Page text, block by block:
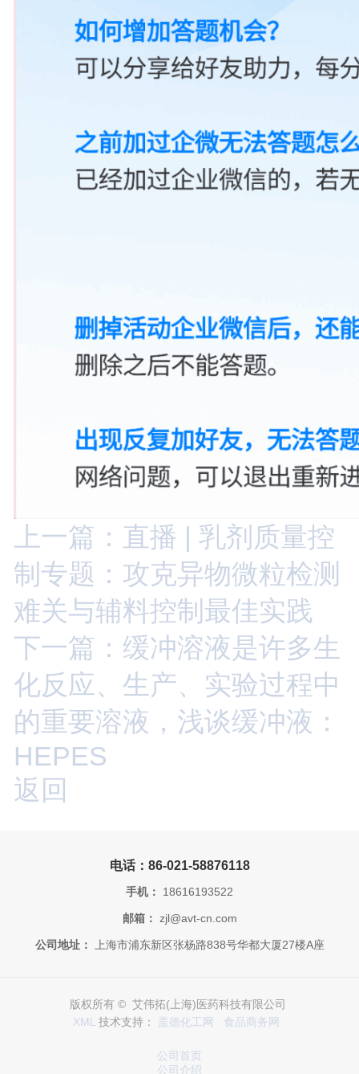
上一篇：直播 | 乳剂质量控
制专题：攻克异物微粒检测
难关与辅料控制最佳实践
下一篇：缓冲溶液是许多生
化反应、生产、实验过程中
的重要溶液，浅谈缓冲液：
HEPES
返回
电话：86-021-58876118
手机： 18616193522
邮箱： zjl@avt-cn.com
公司地址： 上海市浦东新区张杨路838号华都大厦27楼A座
版权所有 © 艾伟拓(上海)医药科技有限公司
XML 技术支持： 盖德化工网 食品商务网
公司首页
公司介绍